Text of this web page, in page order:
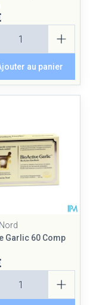
au panier
Garlic 60 Comp